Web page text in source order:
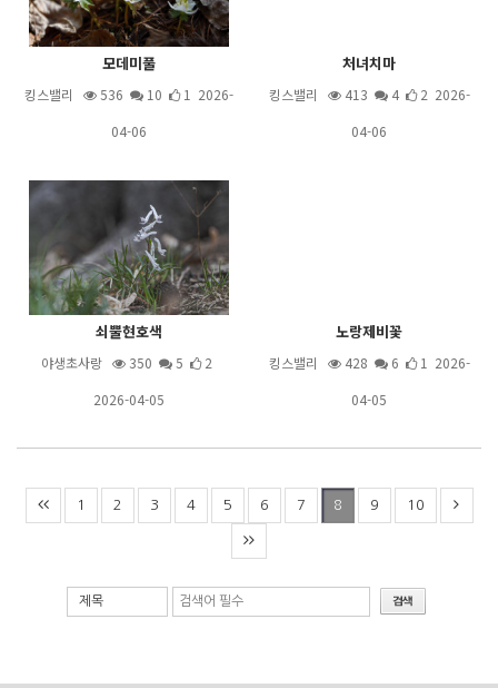
모데미풀
킹스밸리 536 10
1 2026-
04-06
처녀치마
킹스밸리 413 4
2 2026-
04-06
쇠뿔현호색
야생초사랑 350 5
2
2026-04-05
노랑제비꽃
킹스밸리 428 6
1 2026-
04-05
1 2 3 4 5 6 7 8 9 10
제목